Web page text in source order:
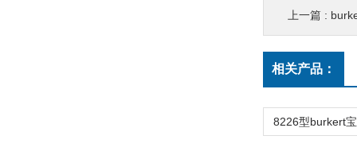
上一篇 :
相关产品：